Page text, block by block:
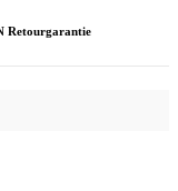
Retourgarantie